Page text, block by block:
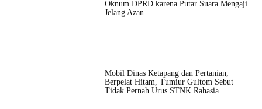
Oknum DPRD karena Putar Suara Mengaji
Jelang Azan
Mobil Dinas Ketapang dan Pertanian,
Berpelat Hitam, Tumiur Gultom Sebut
Tidak Pernah Urus STNK Rahasia